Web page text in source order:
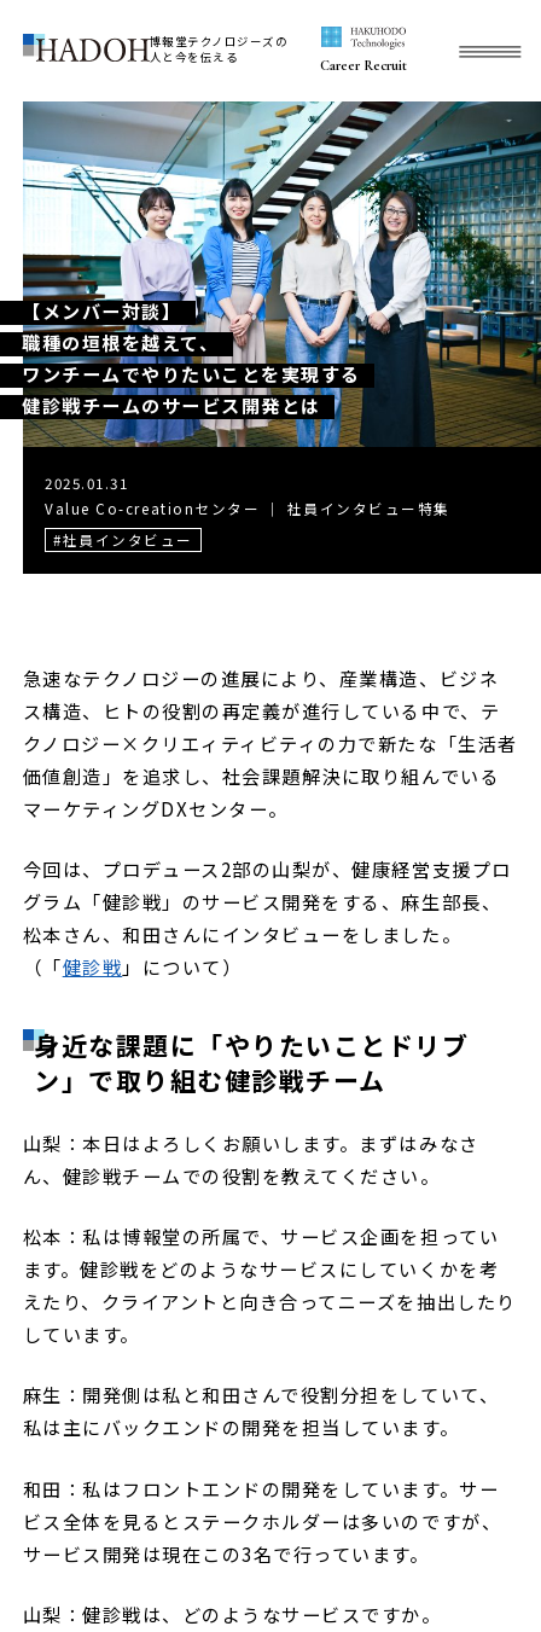
博報堂テクノロジーズの
人と今を伝える
Career Recruit
【メンバー対談】
職種の垣根を越えて、
ワンチームでやりたいことを実現する
健診戦チームのサービス開発とは
2025.01.31
Value Co-creationセンター
｜ 社員インタビュー特集
社員インタビュー
急速なテクノロジーの進展により、産業構造、ビジネ
ス構造、ヒトの役割の再定義が進行している中で、テ
クノロジー×クリエィティビティの力で新たな「生活者
価値創造」を追求し、社会課題解決に取り組んでいる
マーケティングDXセンター。
今回は、プロデュース2部の山梨が、健康経営支援プロ
グラム「健診戦」のサービス開発をする、麻生部長、
松本さん、和田さんにインタビューをしました。
（「健診戦 」について）
身近な課題に「やりたいことドリブ
ン」で取り組む健診戦チーム
山梨：本日はよろしくお願いします。まずはみなさ
ん、健診戦チームでの役割を教えてください。
松本：私は博報堂の所属で、サービス企画を担ってい
ます。健診戦をどのようなサービスにしていくかを考
えたり、クライアントと向き合ってニーズを抽出したり
しています。
麻生：開発側は私と和田さんで役割分担をしていて、
私は主にバックエンドの開発を担当しています。
和田：私はフロントエンドの開発をしています。サー
ビス全体を見るとステークホルダーは多いのですが、
サービス開発は現在この3名で行っています。
山梨：健診戦は、どのようなサービスですか。